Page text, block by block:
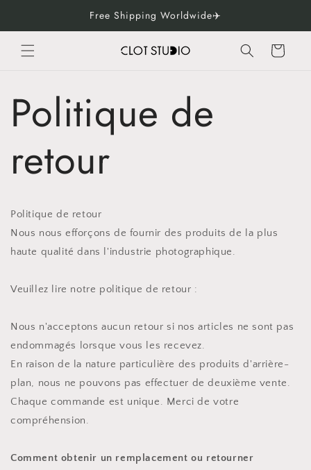
Free Shipping Worldwide✈️
Cart
Politique de
retour
Politique de retour
Nous nous efforçons de fournir des produits de la plus
haute qualité dans l'industrie photographique.
Veuillez lire notre politique de retour :
Nous n'acceptons aucun retour si nos articles ne sont pas
endommagés lorsque vous les recevez.
En raison de la nature particulière des produits d'arrière-
plan, nous ne pouvons pas effectuer de deuxième vente.
Chaque commande est unique. Merci de votre
compréhension.
Comment obtenir un remplacement ou retourner